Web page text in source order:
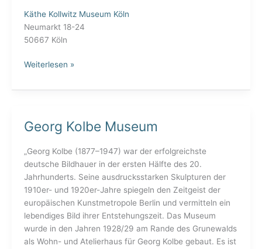
Käthe Kollwitz Museum Köln
Neumarkt 18-24
50667 Köln
Weiterlesen »
Georg Kolbe Museum
„Georg Kolbe (1877–1947) war der erfolgreichste
deutsche Bildhauer in der ersten Hälfte des 20.
Jahrhunderts. Seine ausdrucksstarken Skulpturen der
1910er- und 1920er-Jahre spiegeln den Zeitgeist der
europäischen Kunstmetropole Berlin und vermitteln ein
lebendiges Bild ihrer Entstehungszeit. Das Museum
wurde in den Jahren 1928/29 am Rande des Grunewalds
als Wohn- und Atelierhaus für Georg Kolbe gebaut. Es ist
Georg
Museum